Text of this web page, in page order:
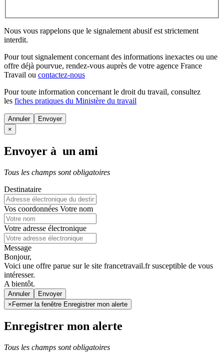
Nous vous rappelons que le signalement abusif est strictement
interdit.
Pour tout signalement concernant des informations inexactes ou une
offre déjà pourvue, rendez-vous auprès de votre agence France
Travail ou contactez-nous
Pour toute information concernant le droit du travail, consultez
les fiches pratiques du Ministère du travail
Annuler
×
Envoyer à un ami
Tous les champs sont obligatoires
Destinataire
Vos coordonnées Votre nom
Votre adresse électronique
Message
Bonjour,
Voici une offre parue sur le site francetravail.fr susceptible de vous
intéresser.
A bientôt.
Annuler
× Fermer la fenêtre Enregistrer mon alerte
Enregistrer mon alerte
Tous les champs sont obligatoires